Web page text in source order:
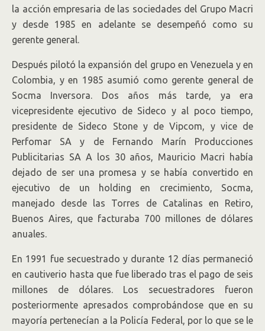
la acción empresaria de las sociedades del Grupo Macri
y desde 1985 en adelante se desempeñó como su
gerente general.
Después pilotó la expansión del grupo en Venezuela y en
Colombia, y en 1985 asumió como gerente general de
Socma Inversora. Dos años más tarde, ya era
vicepresidente ejecutivo de Sideco y al poco tiempo,
presidente de Sideco Stone y de Vipcom, y vice de
Perfomar SA y de Fernando Marín Producciones
Publicitarias SA A los 30 años, Mauricio Macri había
dejado de ser una promesa y se había convertido en
ejecutivo de un holding en crecimiento, Socma,
manejado desde las Torres de Catalinas en Retiro,
Buenos Aires, que facturaba 700 millones de dólares
anuales.
En 1991 fue secuestrado y durante 12 días permaneció
en cautiverio hasta que fue liberado tras el pago de seis
millones de dólares. Los secuestradores fueron
posteriormente apresados comprobándose que en su
mayoría pertenecían a la Policía Federal, por lo que se le